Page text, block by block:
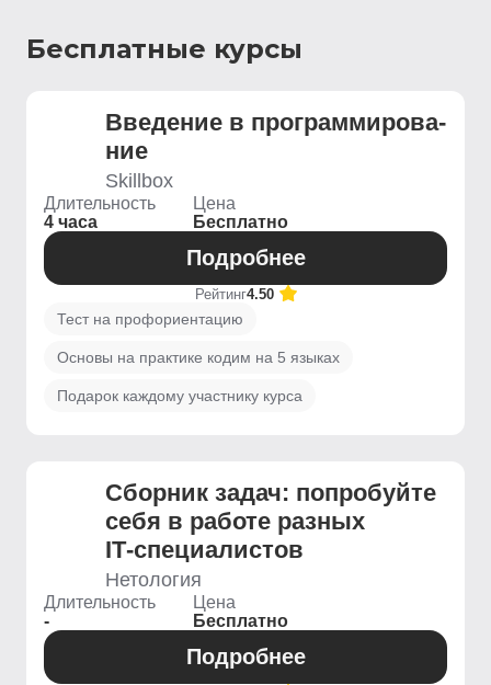
Бесплатные курсы
Введение ­в программирова­
ние
Skillbox
Длительность
4 часа
Цена
Бесплатно
Подробнее
Рейтинг4.50
Тест на профориентацию
Основы на практике кодим на 5 языках
Подарок каждому участнику курса
Сборник задач: попробуйте
себя в работе разных
IT‑специалистов
Нетология
Длительность
-
Цена
Бесплатно
Подробнее